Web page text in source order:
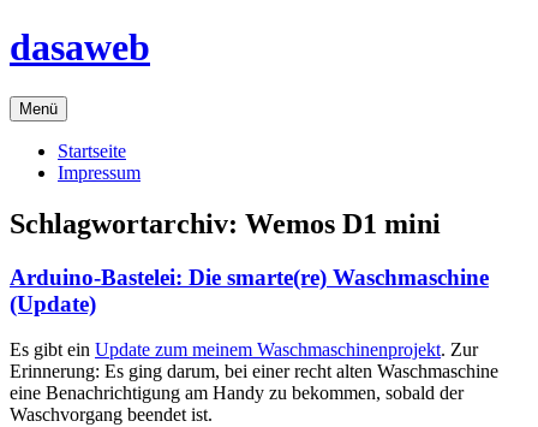
Zum
Inhalt
dasaweb
Menü
Startseite
Impressum
Schlagwortarchiv: Wemos D1 mini
Arduino-Bastelei: Die smarte(re) Waschmaschine
(Update)
Es gibt ein Update zum meinem Waschmaschinenprojekt. Zur
Erinnerung: Es ging darum, bei einer recht alten Waschmaschine
eine Benachrichtigung am Handy zu bekommen, sobald der
Waschvorgang beendet ist.